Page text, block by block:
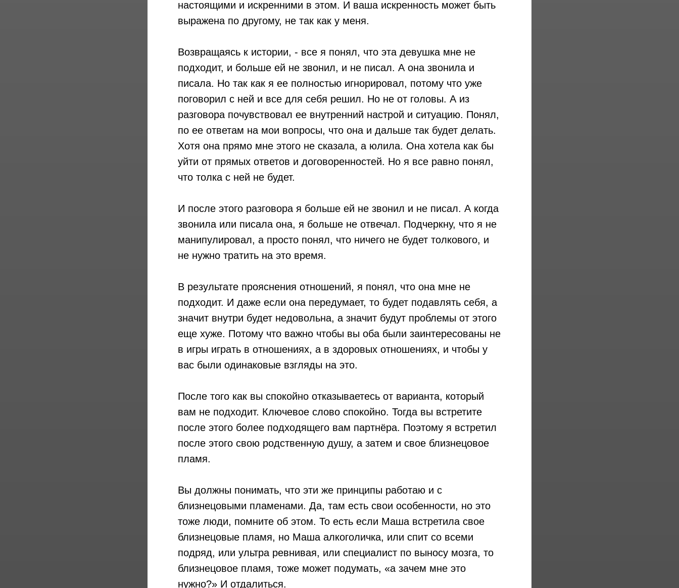
настоящими и искренними в этом. И ваша искренность может быть
выражена по другому, не так как у меня.
Возвращаясь к истории, - все я понял, что эта девушка мне не
подходит, и больше ей не звонил, и не писал. А она звонила и
писала. Но так как я ее полностью игнорировал, потому что уже
поговорил с ней и все для себя решил. Но не от головы. А из
разговора почувствовал ее внутренний настрой и ситуацию. Понял,
по ее ответам на мои вопросы, что она и дальше так будет делать.
Хотя она прямо мне этого не сказала, а юлила. Она хотела как бы
уйти от прямых ответов и договоренностей. Но я все равно понял,
что толка с ней не будет.
И после этого разговора я больше ей не звонил и не писал. А когда
звонила или писала она, я больше не отвечал. Подчеркну, что я не
манипулировал, а просто понял, что ничего не будет толкового, и
не нужно тратить на это время.
В результате прояснения отношений, я понял, что она мне не
подходит. И даже если она передумает, то будет подавлять себя, а
значит внутри будет недовольна, а значит будут проблемы от этого
еще хуже. Потому что важно чтобы вы оба были заинтересованы не
в игры играть в отношениях, а в здоровых отношениях, и чтобы у
вас были одинаковые взгляды на это.
После того как вы спокойно отказываетесь от варианта, который
вам не подходит. Ключевое слово спокойно. Тогда вы встретите
после этого более подходящего вам партнёра. Поэтому я встретил
после этого свою родственную душу, а затем и свое близнецовое
пламя.
Вы должны понимать, что эти же принципы работаю и с
близнецовыми пламенами. Да, там есть свои особенности, но это
тоже люди, помните об этом. То есть если Маша встретила свое
близнецовые пламя, но Маша алкоголичка, или спит со всеми
подряд, или ультра ревнивая, или специалист по выносу мозга, то
близнецовое пламя, тоже может подумать, «а зачем мне это
нужно?» И отдалиться.